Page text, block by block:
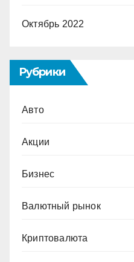
Октябрь 2022
Рубрики
Авто
Акции
Бизнес
Валютный рынок
Криптовалюта